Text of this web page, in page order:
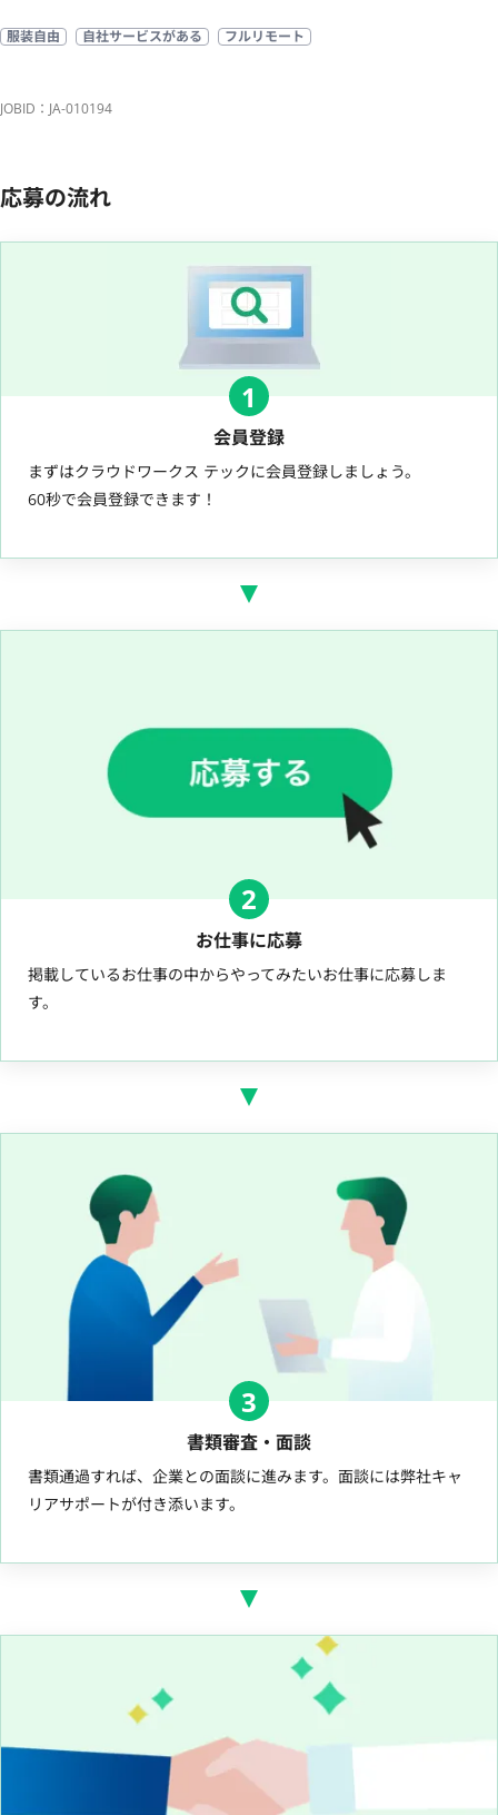
服装自由 自社サービスがある フルリモート
JOBID：JA-010194
応募の流れ
1
会員登録
まずはクラウドワークス テックに会員登録しましょう。
60秒で会員登録できます！
2
お仕事に応募
掲載しているお仕事の中からやってみたいお仕事に応募しま
す。
3
書類審査・面談
書類通過すれば、企業との面談に進みます。面談には弊社キャ
リアサポートが付き添います。